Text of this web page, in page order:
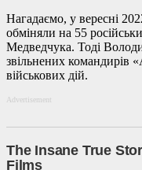
Нагадаємо, у вересні
обміняли на 55
Медведчука. Тоді
звільнених командирів
військових дій.
Advertisement